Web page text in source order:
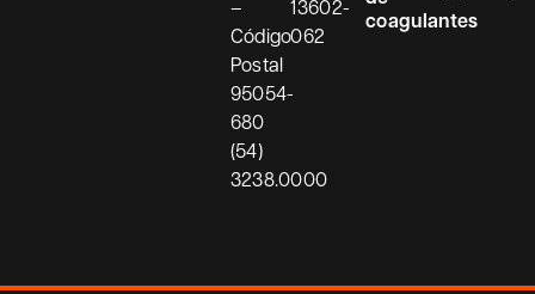
–
Código
Postal
95054-
680
(54)
3238.0000
13602-
062
coagulantes